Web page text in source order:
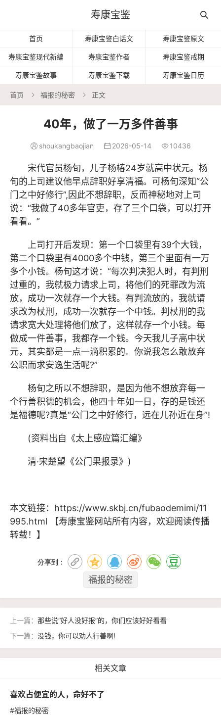
寿康宝鉴 
首页 寿康宝鉴白话文 寿康宝鉴原文
寿康宝鉴现代新编 寿康宝鉴作者 寿康宝鉴戒期
寿康宝鉴故事 寿康宝鉴下载 寿康宝鉴日历
首页  福报的秘密  正文
40年，做了一万多件善事
 shoukangbaojian  2026-05-14  10436
宋代官员杨旬，儿子杨椿24岁就高中状元。杨
旬的上司建议他早点辞职好享清福。可杨旬深知“公
门之中好修行”,因此不想辞职，反而神秘地对上司
说：“我做了40多年官吏，存了三个口袋，可以打开
看看。”
上司打开后发现：第一个口袋里有39个大钱，
第二个口袋里有4000多个中钱，第三个里面有一万
多个小钱。杨旬这才说：“每次判决犯人时，有判刑
过重的，我就极力请求上司，将他们的死罪改为流
放，成功一次就存一个大钱。有判流放的，我就请
求改为杖刑，成功一次就存一个中钱。判杖刑的我
请求宽大处理将他们放了，这样就存一个小钱。每
做成一件善事，我都存一个钱。今天我儿子高中状
元，其实都是一点一滴积累的。你说我怎么敢放弃
公职而求安逸生活呢?”
杨旬之所以不想辞职，是因为他不想放弃每一
个行善积德的机会，他四十年如一日，存的是钱还
是福德呢?真是“公门之中好修行，远在儿孙近在身”!
(资料出自《太上感应篇汇编》
清·宋楚望《公门果报录》)
本文链接： https://www.skbj.cn/fubaodemimi/11
995.html 【寿康宝鉴网站所有内容，欢迎阅读传播
转载！】
分享到：
福报的秘密
上一篇： 那些说“好人没好报”的，你们应该好好看看
下一篇： 没钱，你可以劝人行善啊!
相关文章
喜欢占便宜的人，命好不了
#福报的秘密